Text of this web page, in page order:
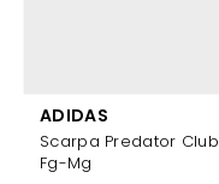
ADIDAS
Scarpa Predator Club
Fg-Mg